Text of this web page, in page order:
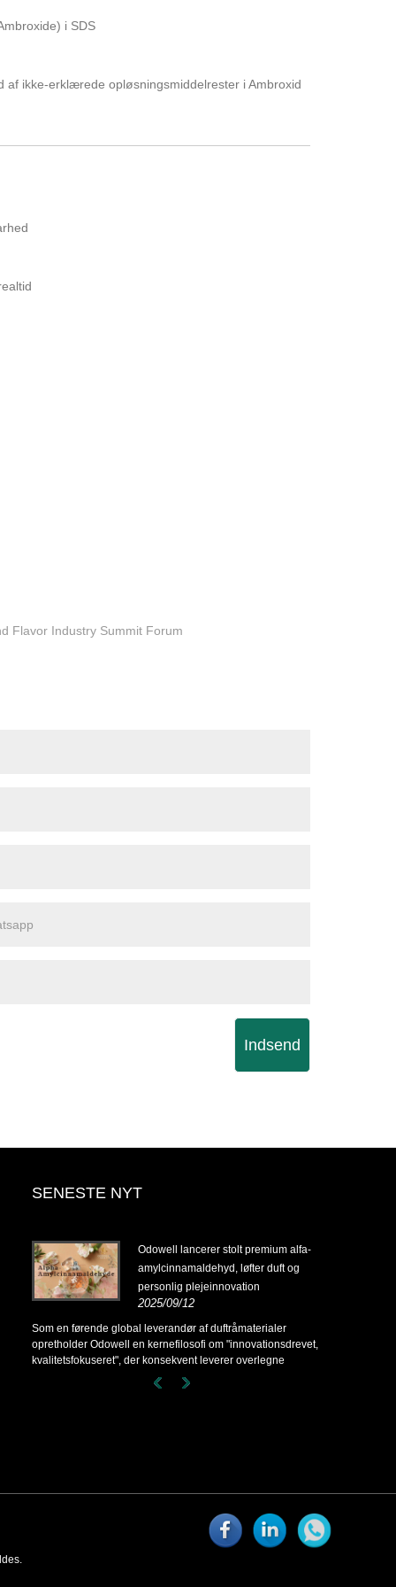
i SDS
ikke-erklærede opløsningsmiddelrester i Ambroxid
Flavor Industry Summit Forum
Indsend
SENESTE NYT
Odowell lancerer stolt premium alfa-
amylcinnamaldehyd, løfter duft og
personlig plejeinnovation
2025/09/12
Som en førende global leverandør af duftråmaterialer
opretholder Odowell en kernefilosofi om "innovationsdrevet,
kvalitetsfokuseret", der konsekvent leverer overlegne
duftløsninger til kunder over hele verden.